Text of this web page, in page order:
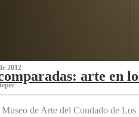
2012
arte en
Museo de Arte del Condado de